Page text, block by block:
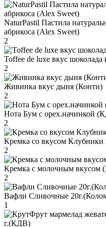
NaturPastil Пастила
абрикоса (Alex Sweet)
2
Toffee de luxe вкус
2
Живинка вкус дыня (Конти)
2
Нота Бум с орех.начинкой
2
Кремка со вкусом
2
Кремка с молочным вкусом
2
Вафли Сливочные
1